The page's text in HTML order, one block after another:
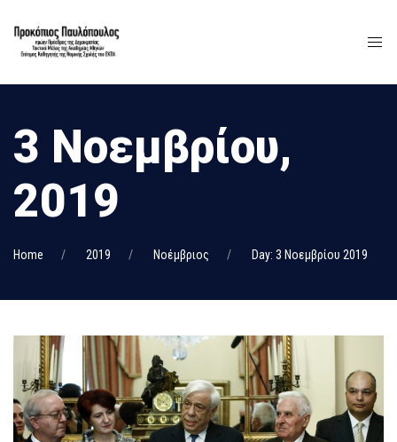
3 Νοεμβρίου,
2019
Home 2019 Νοέμβριος Day: 3 Νοεμβρίου 2019